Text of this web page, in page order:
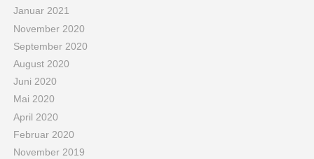
Januar 2021
November 2020
September 2020
August 2020
Juni 2020
Mai 2020
April 2020
Februar 2020
November 2019